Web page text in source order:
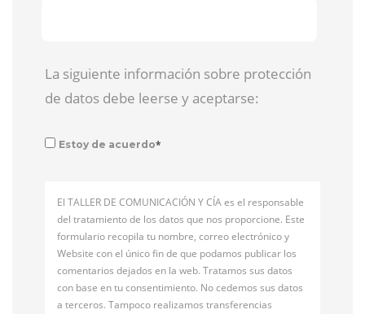
La siguiente información sobre protección
de datos debe leerse y aceptarse:
Estoy de acuerdo*
El TALLER DE COMUNICACIÓN Y CÍA es el responsable
del tratamiento de los datos que nos proporcione. Este
formulario recopila tu nombre, correo electrónico y
Website con el único fin de que podamos publicar los
comentarios dejados en la web. Tratamos sus datos
con base en tu consentimiento. No cedemos sus datos
a terceros. Tampoco realizamos transferencias